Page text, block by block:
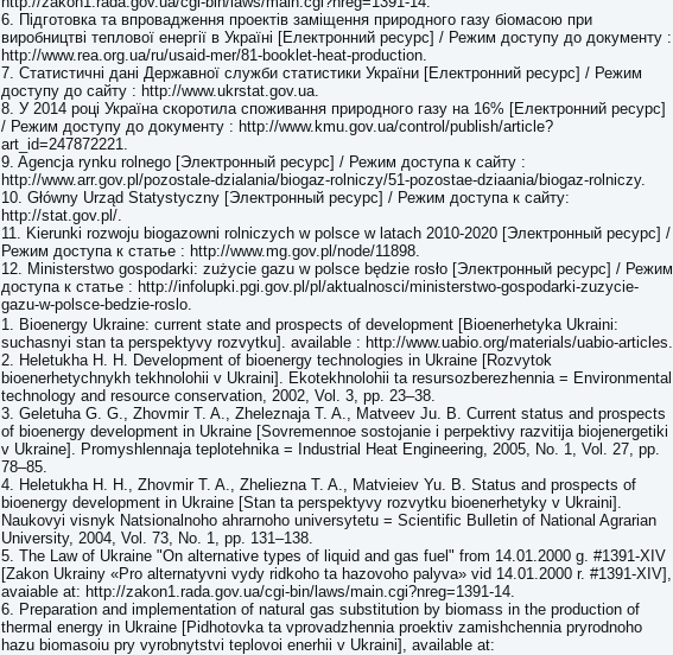
6. Підготовка та впровадження проектів заміщення природного газу біомасою при
виробництві теплової енергії в Україні [Електронний ресурс] / Режим доступу до документу :
http://www.rea.org.ua/ru/usaid-mer/81-booklet-heat-production.
7. Статистичні дані Державної служби статистики України [Електронний ресурс] / Режим
доступу до сайту : http://www.ukrstat.gov.ua.
8. У 2014 році Україна скоротила споживання природного газу на 16% [Електронний ресурс]
/ Режим доступу до документу : http://www.kmu.gov.ua/control/publish/article?
art_id=247872221.
9. Agencja rynku rolnego [Электронный ресурс] / Режим доступа к сайту :
http://www.arr.gov.pl/pozostale-dzialania/biogaz-rolniczy/51-pozostae-dziaania/biogaz-rolniczy.
10. Główny Urząd Statystyczny [Электронный ресурс] / Режим доступа к сайту:
http://stat.gov.pl/.
11. Kierunki rozwoju biogazowni rolniczych w polsce w latach 2010-2020 [Электронный ресурс] /
Режим доступа к статье : http://www.mg.gov.pl/node/11898.
12. Ministerstwo gospodarki: zużycie gazu w polsce będzie rosło [Электронный ресурс] / Режим
доступа к статье : http://infolupki.pgi.gov.pl/pl/aktualnosci/ministerstwo-gospodarki-zuzycie-
gazu-w-polsce-bedzie-roslo.
1. Bioenergy Ukraine: current state and prospects of development [Bioenerhetyka Ukraini:
suchasnyi stan ta perspektyvy rozvytku]. available : http://www.uabio.org/materials/uabio-articles.
2. Heletukha H. H. Development of bioenergy technologies in Ukraine [Rozvytok
bioenerhetychnykh tekhnolohii v Ukraini]. Ekotekhnolohii ta resursozberezhennia = Environmental
technology and resource conservation, 2002, Vol. 3, pp. 23–38.
3. Geletuha G. G., Zhovmir T. A., Zheleznaja T. A., Matveev Ju. B. Current status and prospects
of bioenergy development in Ukraine [Sovremennoe sostojanie i perpektivy razvitija biojenergetiki
v Ukraine]. Promyshlennaja teplotehnika = Industrial Heat Engineering, 2005, No. 1, Vol. 27, pp.
78–85.
4. Heletukha H. H., Zhovmir T. A., Zheliezna T. A., Matvieiev Yu. B. Status and prospects of
bioenergy development in Ukraine [Stan ta perspektyvy rozvytku bioenerhetyky v Ukraini].
Naukovyi visnyk Natsionalnoho ahrarnoho universytetu = Scientific Bulletin of National Agrarian
University, 2004, Vol. 73, No. 1, pp. 131–138.
5. The Law of Ukraine "On alternative types of liquid and gas fuel" from 14.01.2000 g. #1391-XIV
[Zakon Ukrainy «Pro alternatyvni vydy ridkoho ta hazovoho palyva» vid 14.01.2000 r. #1391-XIV],
avaiable at: http://zakon1.rada.gov.ua/cgi-bin/laws/main.cgi?nreg=1391-14.
6. Preparation and implementation of natural gas substitution by biomass in the production of
thermal energy in Ukraine [Pidhotovka ta vprovadzhennia proektiv zamishchennia pryrodnoho
hazu biomasoiu pry vyrobnytstvi teplovoi enerhii v Ukraini], available at: